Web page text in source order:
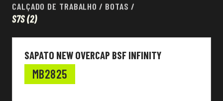
CALÇADO DE TRABALHO / BOTAS /
S7S(2)
SAPATO NEW OVERCAP BSF INFINITY
MB2825